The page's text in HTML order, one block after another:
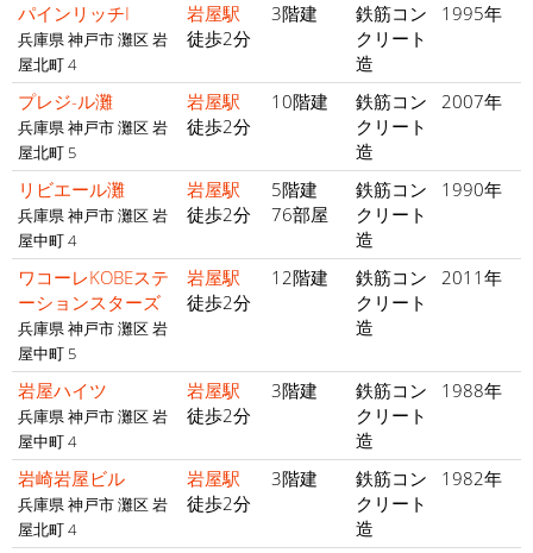
パインリッチI
兵庫県 神戸市 灘区 岩
屋北町 4
岩屋駅
徒歩2分
3階建
鉄筋コン
クリート
造
1995年
プレジ-ル灘
兵庫県 神戸市 灘区 岩
屋北町 5
岩屋駅
徒歩2分
10階建
鉄筋コン
クリート
造
2007年
リビエール灘
兵庫県 神戸市 灘区 岩
屋中町 4
岩屋駅
徒歩2分
5階建
76部屋
鉄筋コン
クリート
造
1990年
ワコーレKOBEステ
ーションスターズ
兵庫県 神戸市 灘区 岩
屋中町 5
岩屋駅
徒歩2分
12階建
鉄筋コン
クリート
造
2011年
岩屋ハイツ
兵庫県 神戸市 灘区 岩
屋中町 4
岩屋駅
徒歩2分
3階建
鉄筋コン
クリート
造
1988年
岩崎岩屋ビル
兵庫県 神戸市 灘区 岩
屋北町 4
岩屋駅
徒歩2分
3階建
鉄筋コン
クリート
造
1982年